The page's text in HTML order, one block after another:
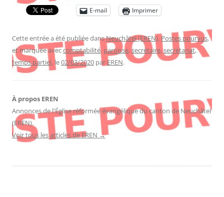
E-mail
Imprimer
Cette entrée a été publiée dansNeuchâtel (EREN), Postes pourvus,
et marquée aveccomptabilité, paroisse,secrétaire,secrétariat,
temps partiel, le02/03/2020 par EREN.
À propos EREN
Annonces de l'Église réformée évangélique du canton de Neuchâtel
(EREN).
Voir tous les articles de EREN →